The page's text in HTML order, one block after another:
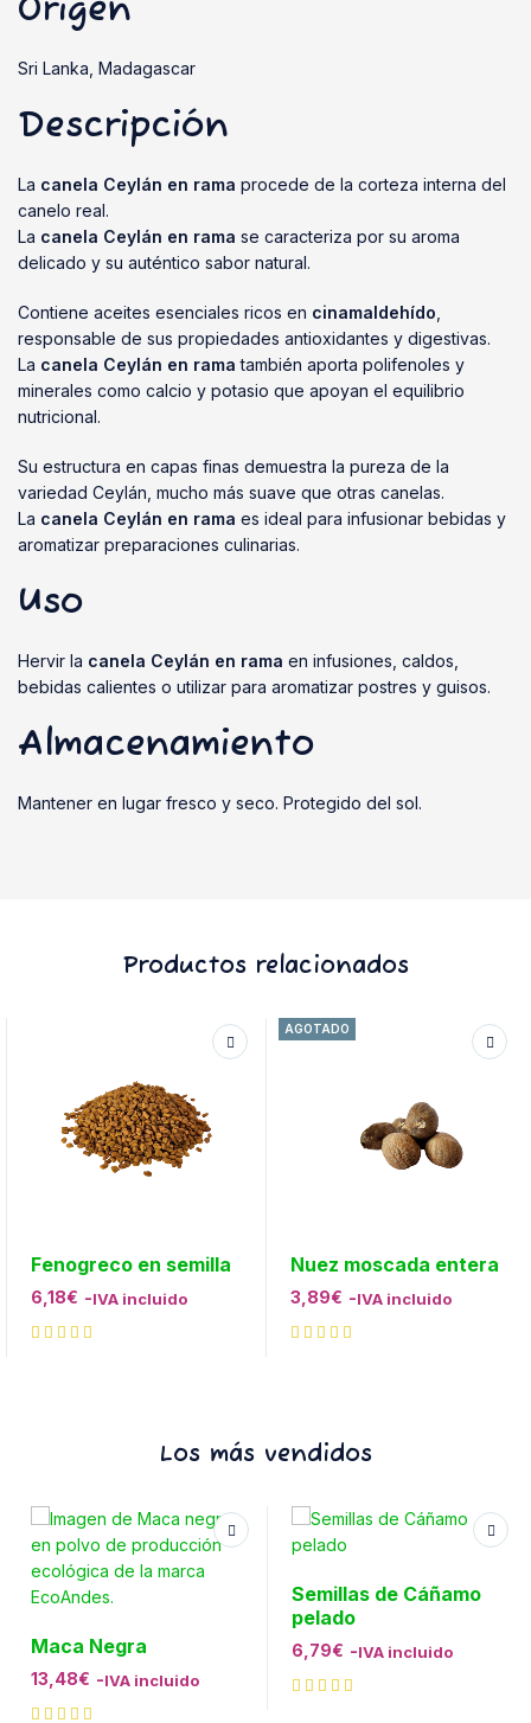
Origen
Sri Lanka, Madagascar
Descripción
La canela Ceylán en rama procede de la corteza interna del
canelo real.
La canela Ceylán en rama se caracteriza por su aroma
delicado y su auténtico sabor natural.
Contiene aceites esenciales ricos en cinamaldehído
responsable de sus propiedades antioxidantes y digestivas.
La canela Ceylán en rama también aporta polifenoles y
minerales como calcio y potasio que apoyan el equilibrio
nutricional.
Su estructura en capas finas demuestra la pureza de la
variedad Ceylán, mucho más suave que otras canelas.
La canela Ceylán en rama es ideal para infusionar bebidas y
aromatizar preparaciones culinarias.
Uso
Hervir la canela Ceylán en rama en infusiones, caldos,
bebidas calientes o utilizar para aromatizar postres y guisos.
Almacenamiento
Mantener en lugar fresco y seco. Protegido del sol.
Productos relacionados
Fenogreco en semilla
6,18€ -IVA incluido
AGOTADO
Nuez moscada entera
3,89€ -IVA incluido
Los más vendidos
Maca Negra
13,48€ -IVA incluido
Semillas de Cáñamo
pelado
6,79€ -IVA incluido